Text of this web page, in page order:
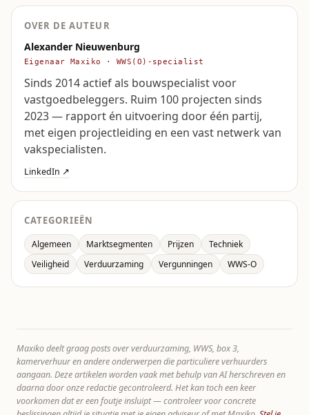
OVER DE AUTEUR
Alexander Nieuwenburg
Eigenaar Maxiko · WWS(O)-specialist
Sinds 2014 actief als bouwspecialist voor
vastgoedbeleggers. Ruim 100 projecten sinds
2023 — rapport én uitvoering door één partij,
met eigen projectleiding en een vast netwerk van
vakspecialisten.
LinkedIn ↗
CATEGORIEËN
Algemeen Marktsegmenten Prijzen
Techniek
Veiligheid
Verduurzaming Vergunningen WWS-O
Maxiko deelt graag posts over verduurzaming, WWS, box 3,
kamerverhuur en andere onderwerpen die particuliere verhuurders
aangaan. Deze artikelen worden vaak met behulp van AI herschreven en
daarna door onze redactie gecontroleerd. Het kan toch een keer
voorkomen dat er een foutje insluipt — controleer voor concrete